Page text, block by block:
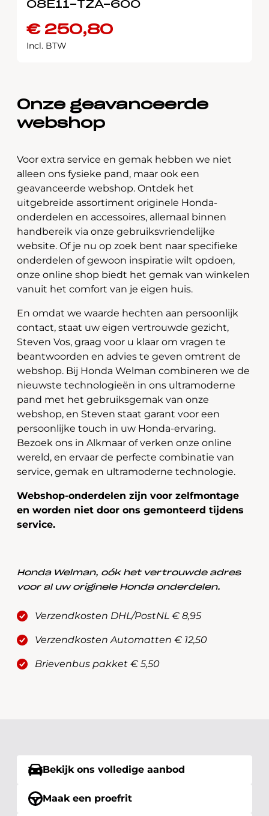
08E11-TZA-600
€250,80
Incl. BTW
Onze geavanceerde
webshop
Voor extra service en gemak hebben we niet
alleen ons fysieke pand, maar ook een
geavanceerde webshop. Ontdek het
uitgebreide assortiment originele Honda-
onderdelen en accessoires, allemaal binnen
handbereik via onze gebruiksvriendelijke
website. Of je nu op zoek bent naar specifieke
onderdelen of gewoon inspiratie wilt opdoen,
onze online shop biedt het gemak van winkelen
vanuit het comfort van je eigen huis.
En omdat we waarde hechten aan persoonlijk
contact, staat uw eigen vertrouwde gezicht,
Steven Vos, graag voor u klaar om vragen te
beantwoorden en advies te geven omtrent de
webshop. Bij Honda Welman combineren we de
nieuwste technologieën in ons ultramoderne
pand met het gebruiksgemak van onze
webshop, en Steven staat garant voor een
persoonlijke touch in uw Honda-ervaring.
Bezoek ons in Alkmaar of verken onze online
wereld, en ervaar de perfecte combinatie van
service, gemak en ultramoderne technologie.
Webshop-onderdelen zijn voor zelfmontage
en worden niet door ons gemonteerd tijdens
service.
Honda Welman, oók het vertrouwde adres
voor al uw originele Honda onderdelen.
Verzendkosten DHL/PostNL € 8,95
Verzendkosten Automatten € 12,50
Brievenbus pakket € 5,50
Bekijk ons volledige aanbod
Maak een proefrit